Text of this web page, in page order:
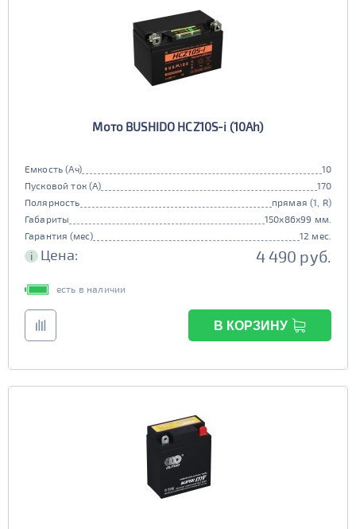
Мото BUSHIDO HCZ10S-i (10Ah)
Емкость (Ач)
10
Пусковой ток (А)
170
Полярность
прямая (1, R)
Габариты
150x86x99 мм.
Гарантия (мес)
12 мес.
i Цена: 4 490 руб.
есть в наличии
В КОРЗИНУ